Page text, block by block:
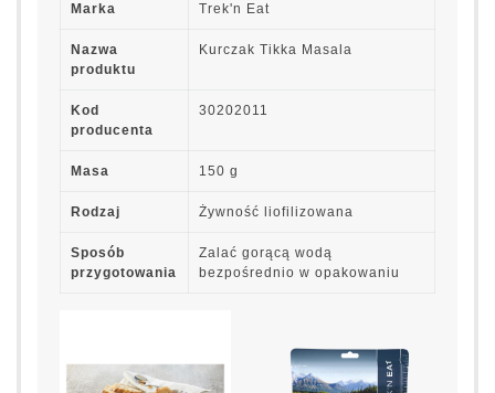
Marka Trek'n Eat
Nazwa
produktu
Kurczak Tikka Masala
Kod
producenta
30202011
Masa 150 g
Rodzaj Żywność liofilizowana
Sposób
przygotowania
Zalać gorącą wodą
bezpośrednio w opakowaniu